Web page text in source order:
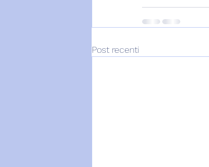
Post recenti